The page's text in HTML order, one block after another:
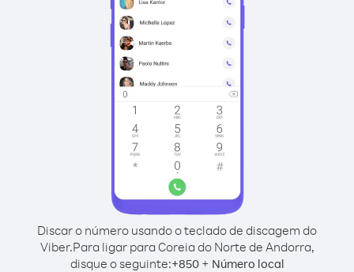
Discar o número usando o teclado de discagem do
Viber.Para ligar para Coreia do Norte de Andorra,
disque o seguinte:+850+ Número local